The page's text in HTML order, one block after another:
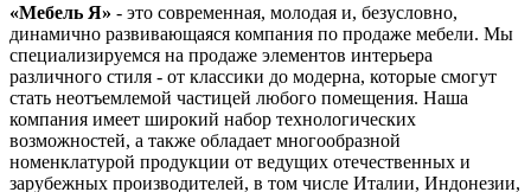
«Мебель Я» - это современная, молодая и, безусловно,
динамично развивающаяся компания по продаже мебели. Мы
специализируемся на продаже элементов интерьера
различного стиля - от классики до модерна, которые смогут
стать неотъемлемой частицей любого помещения. Наша
компания имеет широкий набор технологических
возможностей, а также обладает многообразной
номенклатурой продукции от ведущих отечественных и
зарубежных производителей, в том числе Италии, Индонезии,